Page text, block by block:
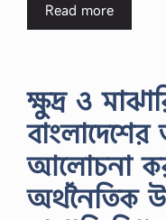
Read more
ক্ষুদ্র ও
আলোচনা
অর্থনৈতিক